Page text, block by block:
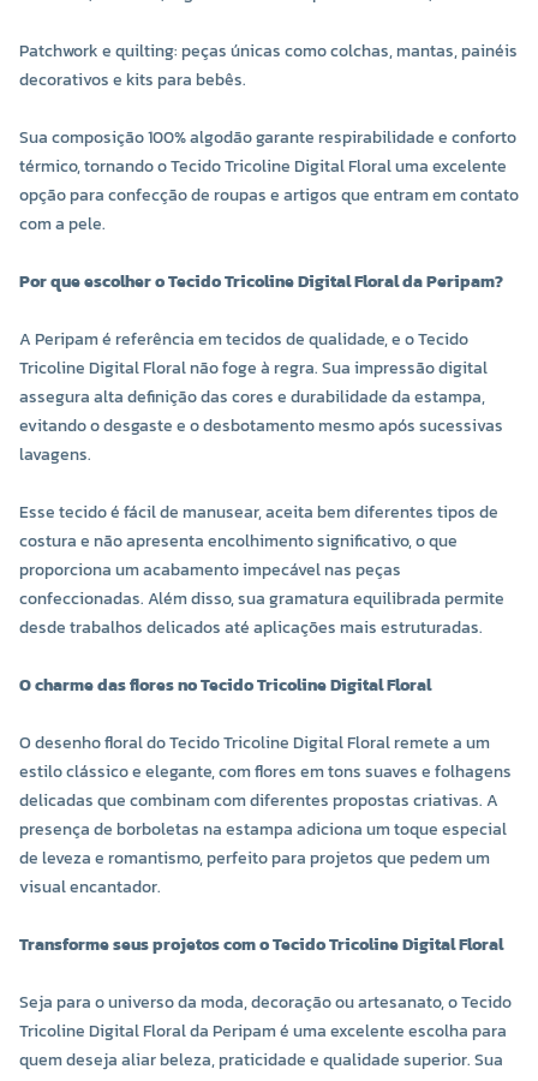
Patchwork e quilting: peças únicas como colchas, mantas, painéis
decorativos e kits para bebês.
Sua composição 100% algodão garante respirabilidade e conforto
térmico, tornando o Tecido Tricoline Digital Floral uma excelente
opção para confecção de roupas e artigos que entram em contato
com a pele.
Por que escolher o Tecido Tricoline Digital Floral da Peripam?
A Peripam é referência em tecidos de qualidade, e o Tecido
Tricoline Digital Floral não foge à regra. Sua impressão digital
assegura alta definição das cores e durabilidade da estampa,
evitando o desgaste e o desbotamento mesmo após sucessivas
lavagens.
Esse tecido é fácil de manusear, aceita bem diferentes tipos de
costura e não apresenta encolhimento significativo, o que
proporciona um acabamento impecável nas peças
confeccionadas. Além disso, sua gramatura equilibrada permite
desde trabalhos delicados até aplicações mais estruturadas.
O charme das flores no Tecido Tricoline Digital Floral
O desenho floral do Tecido Tricoline Digital Floral remete a um
estilo clássico e elegante, com flores em tons suaves e folhagens
delicadas que combinam com diferentes propostas criativas. A
presença de borboletas na estampa adiciona um toque especial
de leveza e romantismo, perfeito para projetos que pedem um
visual encantador.
Transforme seus projetos com o Tecido Tricoline Digital Floral
Seja para o universo da moda, decoração ou artesanato, o Tecido
Tricoline Digital Floral da Peripam é uma excelente escolha para
quem deseja aliar beleza, praticidade e qualidade superior. Sua